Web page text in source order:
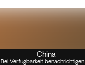
China
Bei Verfügbarkeit benachrichtigen